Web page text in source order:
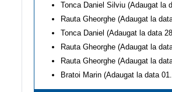
Tonca Daniel Silviu (Adaugat la
Rauta Gheorghe (Adaugat la
Tonca Daniel (Adaugat la data
Rauta Gheorghe (Adaugat la
Rauta Gheorghe (Adaugat la
Bratoi Marin (Adaugat la data